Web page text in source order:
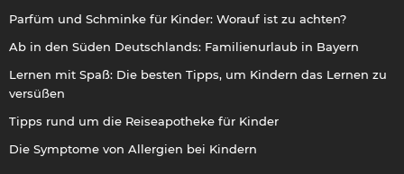
Parfüm und Schminke für Kinder: Worauf ist zu achten?
Ab in den Süden Deutschlands: Familienurlaub in Bayern
Lernen mit Spaß: Die besten Tipps, um Kindern das Lernen zu
versüßen
Tipps rund um die Reiseapotheke für Kinder
Die Symptome von Allergien bei Kindern